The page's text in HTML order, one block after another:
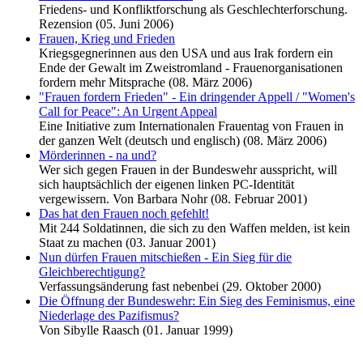
Friedens- und Konfliktforschung als Geschlechterforschung.
Rezension (05. Juni 2006)
Frauen, Krieg und Frieden
Kriegsgegnerinnen aus den USA und aus Irak fordern ein
Ende der Gewalt im Zweistromland - Frauenorganisationen
fordern mehr Mitsprache (08. März 2006)
"Frauen fordern Frieden" - Ein dringender Appell / "Women's
Call for Peace": An Urgent Appeal
Eine Initiative zum Internationalen Frauentag von Frauen in
der ganzen Welt (deutsch und englisch) (08. März 2006)
Mörderinnen - na und?
Wer sich gegen Frauen in der Bundeswehr ausspricht, will
sich hauptsächlich der eigenen linken PC-Identität
vergewissern. Von Barbara Nohr (08. Februar 2001)
Das hat den Frauen noch gefehlt!
Mit 244 Soldatinnen, die sich zu den Waffen melden, ist kein
Staat zu machen (03. Januar 2001)
Nun dürfen Frauen mitschießen - Ein Sieg für die
Gleichberechtigung?
Verfassungsänderung fast nebenbei (29. Oktober 2000)
Die Öffnung der Bundeswehr: Ein Sieg des Feminismus, eine
Niederlage des Pazifismus?
Von Sibylle Raasch (01. Januar 1999)